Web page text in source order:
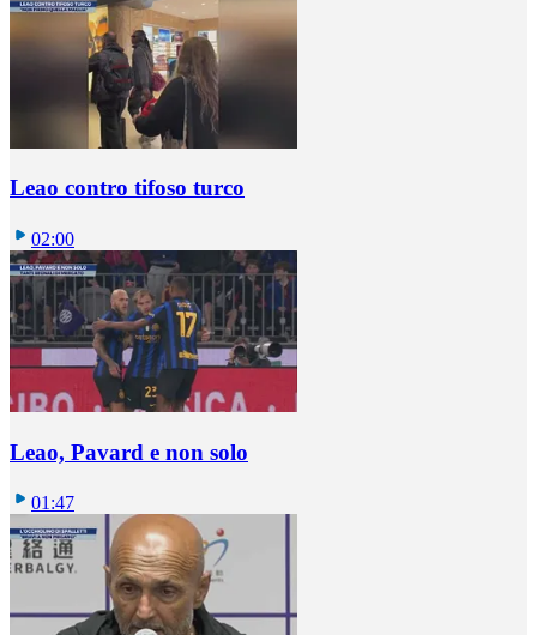
Leao contro tifoso turco
02:00
Leao, Pavard e non solo
01:47